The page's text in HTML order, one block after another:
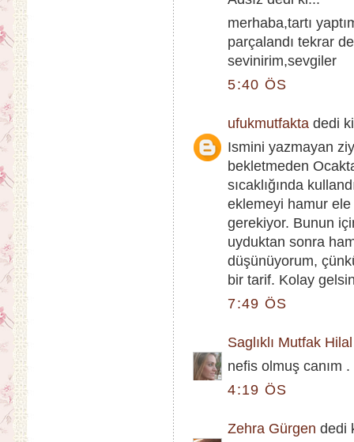
merhaba,tartı
parçalandı tekrar
sevinirim,sevgiler
5:40 ÖS
ufukmutfakta dedi
Ismini yazmayan
bekletmeden
sıcaklığında
eklemeyi hamur ele
gerekiyor. Bunun
uyduktan sonra
düşünüyorum,
bir tarif. Kolay
7:49 ÖS
Saglıklı Mutfak Hilal
nefis olmuş canım
4:19 ÖS
Zehra Gürgen dedi